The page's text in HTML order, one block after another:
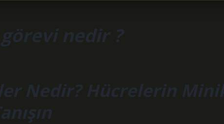
görevi nedir ?
Nedir? Hücrelerin